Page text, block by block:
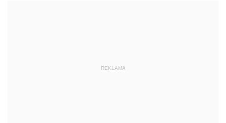
REKLAMA